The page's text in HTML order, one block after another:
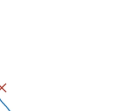
는지 아닌지를 구분하는 태스크뿐
에 적용하는 것은 또다른
learning 만약 네 명의..